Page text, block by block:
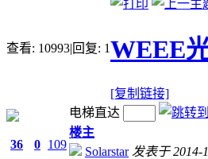
查看: 10993|回复: 1WEEE
[复制链接]
36 0 109
电梯直达
楼主
Solarstar 发表于 2014-